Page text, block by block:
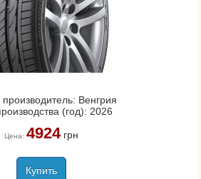
Венгрия
(год): 2026
Цена: 4924грн
Купить